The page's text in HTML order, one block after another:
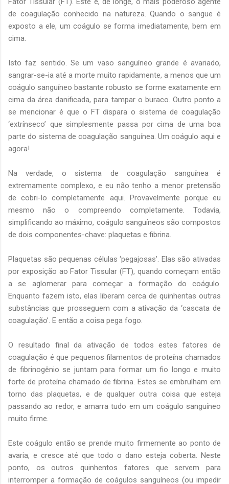
de coagulação conhecido na natureza. Quando o sangue é
exposto a ele, um coágulo se forma imediatamente, bem em
cima.
Isto faz sentido. Se um vaso sanguíneo grande é avariado,
sangrar-se-ia até a morte muito rapidamente, a menos que um
coágulo sanguíneo bastante robusto se forme exatamente em
cima da área danificada, para tampar o buraco. Outro ponto a
se mencionar é que o FT dispara o sistema de coagulação
‘extrínseco’ que simplesmente passa por cima de uma boa
parte do sistema de coagulação sanguínea. Um coágulo aqui e
agora!
Na verdade, o sistema de coagulação sanguínea é
extremamente complexo, e eu não tenho a menor pretensão
de cobri-lo completamente aqui. Provavelmente porque eu
mesmo não o compreendo completamente. Todavia,
simplificando ao máximo, coágulo sanguíneos são compostos
de dois componentes-chave: plaquetas e fibrina.
Plaquetas são pequenas células ‘pegajosas’. Elas são ativadas
por exposição ao Fator Tissular (FT), quando começam então
a se aglomerar para começar a formação do coágulo.
Enquanto fazem isto, elas liberam cerca de quinhentas outras
substâncias que prosseguem com a ativação da ‘cascata de
coagulação’. E então a coisa pega fogo.
O resultado final da ativação de todos estes fatores de
coagulação é que pequenos filamentos de proteína chamados
de fibrinogênio se juntam para formar um fio longo e muito
forte de proteína chamado de fibrina. Estes se embrulham em
torno das plaquetas, e de qualquer outra coisa que esteja
passando ao redor, e amarra tudo em um coágulo sanguíneo
muito firme.
Este coágulo então se prende muito firmemente ao ponto de
avaria, e cresce até que todo o dano esteja coberta. Neste
ponto, os outros quinhentos fatores que servem para
interromper a formação de coágulos sanguíneos (ou impedir